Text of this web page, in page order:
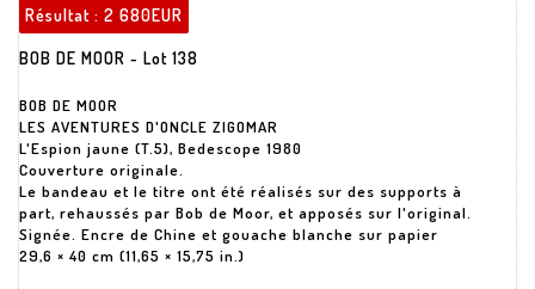
Résultat : 2 680EUR
BOB DE MOOR - Lot 138
BOB DE MOOR
LES AVENTURES D'ONCLE ZIGOMAR
L'Espion jaune (T.5), Bedescope 1980
Couverture originale.
Le bandeau et le titre ont été réalisés sur des supports à
part, rehaussés par Bob de Moor, et apposés sur l'original.
Signée. Encre de Chine et gouache blanche sur papier
29,6 × 40 cm (11,65 × 15,75 in.)